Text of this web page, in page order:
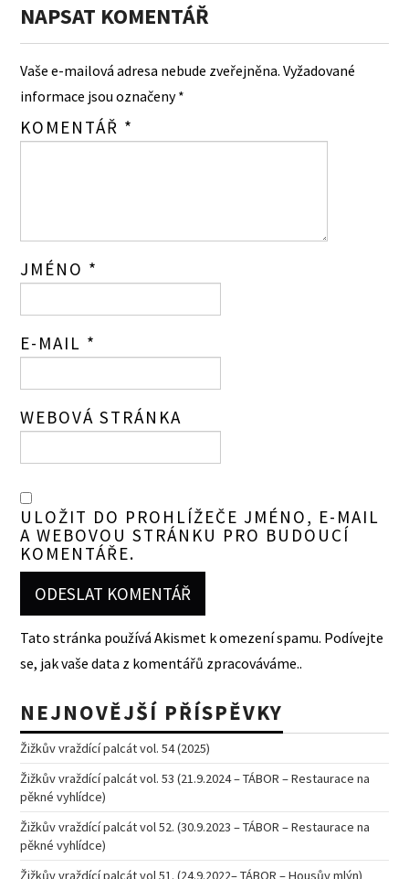
NAPSAT KOMENTÁŘ
Vaše e-mailová adresa nebude zveřejněna. Vyžadované
informace jsou označeny*
KOMENTÁŘ *
JMÉNO *
E-MAIL *
WEBOVÁ STRÁNKA
ULOŽIT DO PROHLÍŽEČE JMÉNO, E-MAIL
A WEBOVOU STRÁNKU PRO BUDOUCÍ
KOMENTÁŘE.
Tato stránka používá Akismet k omezení spamu. Podívejte
se, jak vaše data z komentářů zpracováváme..
NEJNOVĚJŠÍ PŘÍSPĚVKY
Žižkův vraždící palcát vol. 54 (2025)
Žižkův vraždící palcát vol. 53 (21.9.2024 – TÁBOR – Restaurace na
pěkné vyhlídce)
Žižkův vraždící palcát vol 52. (30.9.2023 – TÁBOR – Restaurace na
pěkné vyhlídce)
Žižkův vraždící palcát vol 51. (24.9.2022– TÁBOR – Housův mlýn)